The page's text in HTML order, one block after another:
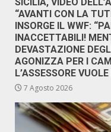
“AVANTI CON LA
INSORGE IL WWF:
INACCETTABILI!
DEVASTAZIONE
AGONIZZA PER I
L’ASSESSORE
7 Agosto 2026